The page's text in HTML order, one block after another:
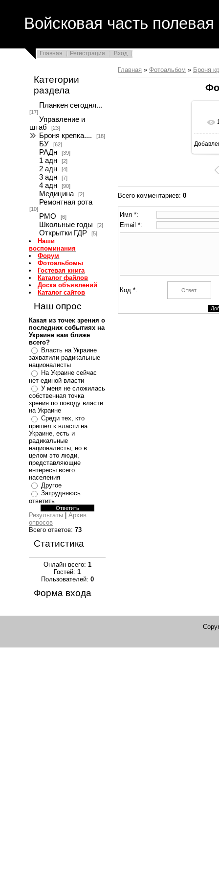
Войсковая часть полевая
Главная Регистрация Вход
Категории
раздела
Планкен сегодня...
[17]
Управление и
штаб
[23]
Броня крепка.... [18]
БУ [62]
РАДн [39]
1 адн [2]
2 адн [4]
3 адн [7]
4 адн [90]
Медицина [2]
Ремонтная рота
[10]
РМО [6]
Школьные годы [2]
Открытки ГДР [5]
Наши
воспоминания
Форум
Фотоальбомы
Гостевая книга
Каталог файлов
Доска объявлений
Каталог сайтов
Наш опрос
Какая из точек зрения о
последних событиях на
Украине вам ближе
всего?
Власть на Украине
захватили радикальные
националисты
На Украине сейчас
нет единой власти
У меня не сложилась
собственная точка
зрения по поводу власти
на Украине
Среди тех, кто
пришел к власти на
Украине, есть и
радикальные
националисты, но в
целом это люди,
представляющие
интересы всего
населения
Другое
Затрудняюсь
ответить
Результаты
Архив
опросов
Всего ответов: 73
Статистика
Онлайн всего: 1
Гостей: 1
Пользователей: 0
Форма входа
Главная » Фотоальбом » Броня
Всего комментариев: 0
Имя *:
Email *:
Код *: